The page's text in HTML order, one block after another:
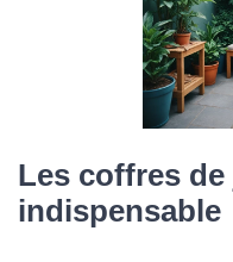
Les coffres
indispensable